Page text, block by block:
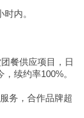
内。
餐供应项目，日
续约率100%。
务，合作品牌超